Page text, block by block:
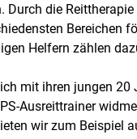
Durch die
Bereichen
Helfern zählen
mit ihren jungen 20
Ausreittrainer
wir zum Beispiel